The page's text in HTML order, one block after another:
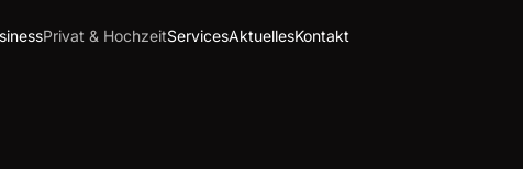
Privat & HochzeitServicesAktuellesKontakt